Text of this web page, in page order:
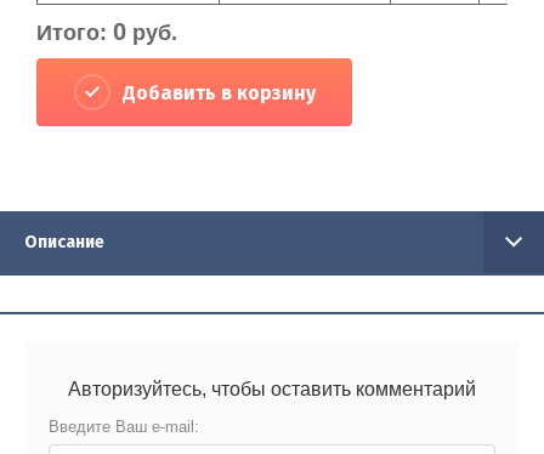
Итого: 0 руб.
Добавить в корзину
Описание
Авторизуйтесь, чтобы оставить комментарий
Введите Ваш e-mail: